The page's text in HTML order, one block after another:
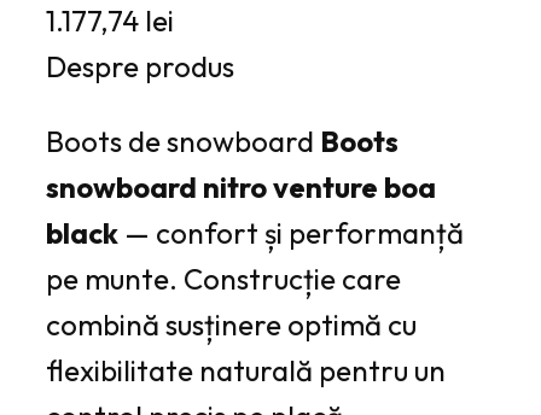
1.177,74 lei
Despre produs
Boots de snowboard Boots
snowboard nitro venture boa
black — confort și performanță
pe munte. Construcție care
combină susținere optimă cu
flexibilitate naturală pentru un